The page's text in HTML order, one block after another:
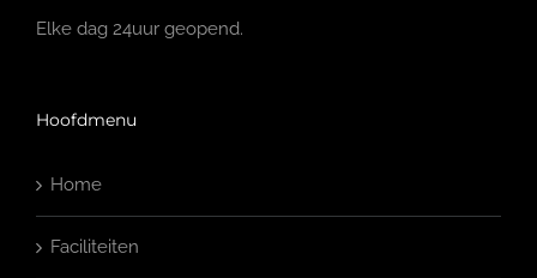
Elke dag 24uur geopend.
Hoofdmenu
Home
Faciliteiten